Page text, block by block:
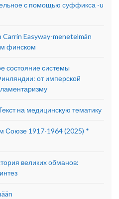
с помощью суффикса -u
Easyway-menetelmän
финском
состояние системы
от имперской
на медицинскую тематику
Союзе 1917-1964 (2025) *
великих обманов: